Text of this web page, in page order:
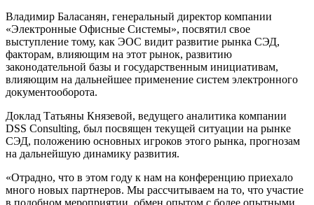
Владимир Баласанян, генеральный директор компании
«Электронные Офисные Системы», посвятил свое
выступление тому, как ЭОС видит развитие рынка СЭД,
факторам, влияющим на этот рынок, развитию
законодательной базы и государственным инициативам,
влияющим на дальнейшее применение систем электронного
документооборота.
Доклад Татьяны Князевой, ведущего аналитика компании
DSS Consulting, был посвящен текущей ситуации на рынке
СЭД, положению основных игроков этого рынка, прогнозам
на дальнейшую динамику развития.
«Отрадно, что в этом году к нам на конференцию приехало
много новых партнеров. Мы рассчитываем на то, что участие